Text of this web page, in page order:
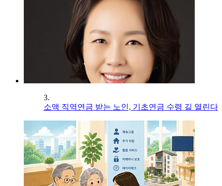
3.
소액 직역연금 받는 노인, 기초연금 수령 길 열린다